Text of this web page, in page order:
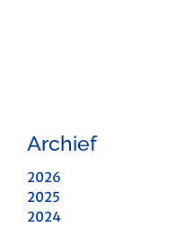
Archief
2026
2025
2024